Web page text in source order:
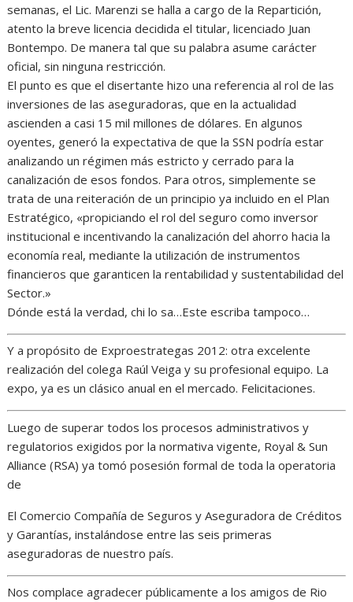
semanas, el Lic. Marenzi se halla a cargo de la Repartición,
atento la breve licencia decidida el titular, licenciado Juan
Bontempo. De manera tal que su palabra asume carácter
oficial, sin ninguna restricción.
El punto es que el disertante hizo una referencia al rol de las
inversiones de las aseguradoras, que en la actualidad
ascienden a casi 15 mil millones de dólares. En algunos
oyentes, generó la expectativa de que la SSN podría estar
analizando un régimen más estricto y cerrado para la
canalización de esos fondos. Para otros, simplemente se
trata de una reiteración de un principio ya incluido en el Plan
Estratégico, «propiciando el rol del seguro como inversor
institucional e incentivando la canalización del ahorro hacia la
economía real, mediante la utilización de instrumentos
financieros que garanticen la rentabilidad y sustentabilidad del
Sector.»
Dónde está la verdad, chi lo sa…Este escriba tampoco…
Y a propósito de Exproestrategas 2012: otra excelente
realización del colega Raúl Veiga y su profesional equipo. La
expo, ya es un clásico anual en el mercado. Felicitaciones.
Luego de superar todos los procesos administrativos y
regulatorios exigidos por la normativa vigente, Royal & Sun
Alliance (RSA) ya tomó posesión formal de toda la operatoria
de
El Comercio Compañía de Seguros y Aseguradora de Créditos
y Garantías, instalándose entre las seis primeras
aseguradoras de nuestro país.
Nos complace agradecer públicamente a los amigos de Rio